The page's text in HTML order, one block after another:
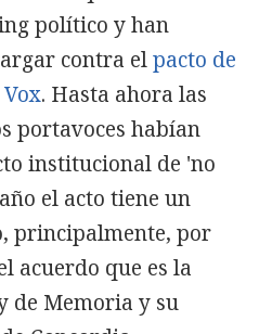
político y han
contra elpacto de
. Hasta ahora las
portavoces habían
institucional de 'no
el acto tiene un
principalmente, por
acuerdo que es la
de Memoria y su